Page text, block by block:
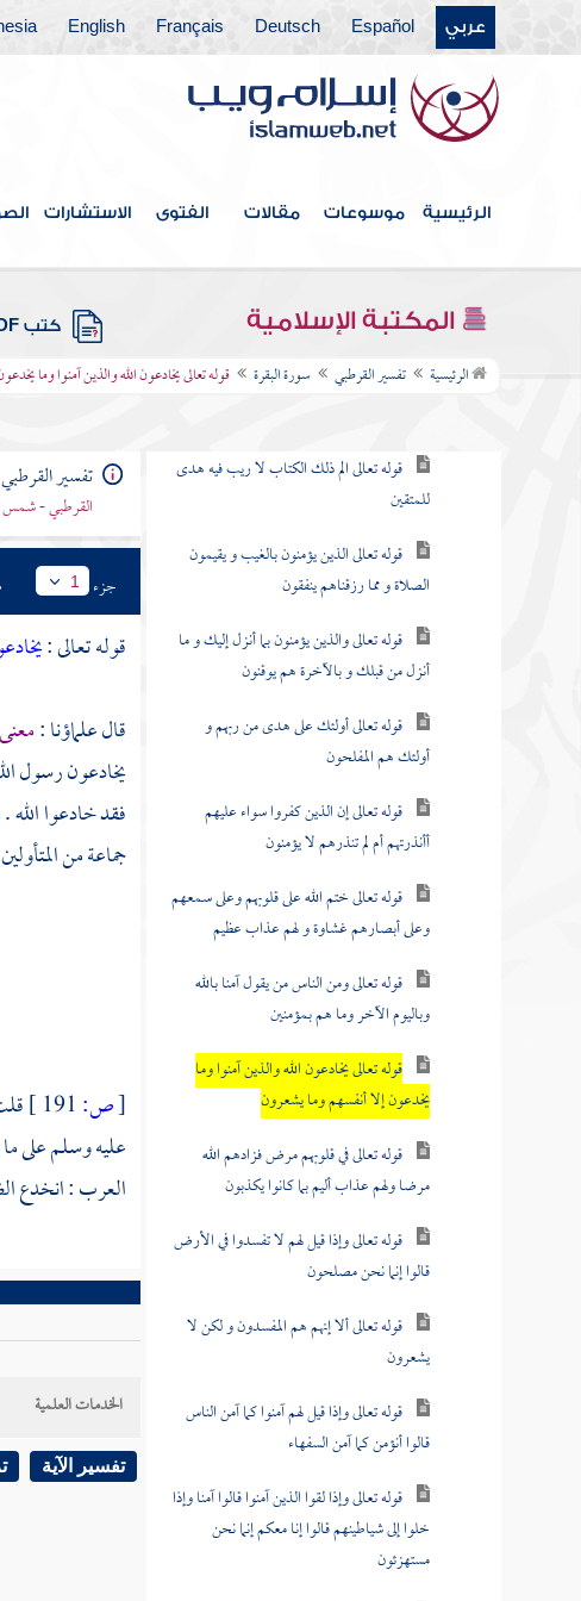
عربي Español
Deutsch
Français
English
الرئيسية موسوعات مقالات الفتوى الاستشارات
المكتبة الإسلامية كتب PDF
الرئيسية تفسير القرطبي سورة البقرة قوله تعالى يخادعون الله والذين آمنوا وما
باب ما جاء من الحجة في الرد على
من طعن في القرآن وخالف مصحف
عثمان بالزيادة والنقصان
سورة الفاتحة
سورة البقرة
قوله تعالى الم ذلك الكتاب لا ريب فيه هدى
للمتقين
قوله تعالى الذين يؤمنون بالغيب و يقيمون
الصلاة و مما رزقناهم ينفقون
قوله تعالى والذين يؤمنون بما أنزل إليك و ما
أنزل من قبلك و بالآخرة هم يوقنون
قوله تعالى أولئك على هدى من ربهم و
أولئك هم المفلحون
قوله تعالى إن الذين كفروا سواء عليهم
أأنذرتهم أم لم تنذرهم لا يؤمنون
قوله تعالى ختم الله على قلوبهم وعلى سمعهم
وعلى أبصارهم غشاوة و لهم عذاب عظيم
قوله تعالى ومن الناس من يقول آمنا بالله
وباليوم الآخر وما هم بمؤمنين
قوله تعالى يخادعون الله والذين آمنوا وما
يخدعون إلا أنفسهم وما يشعرون
قوله تعالى في قلوبهم مرض فزادهم الله
مرضا ولهم عذاب أليم بما كانوا يكذبون
قوله تعالى وإذا قيل لهم لا تفسدوا في الأرض
قالوا إنما نحن مصلحون
قوله تعالى ألا إنهم هم المفسدون و لكن لا
يشعرون
قوله تعالى وإذا قيل لهم آمنوا كما آمن الناس
قالوا أنؤمن كما آمن السفهاء
قوله تعالى وإذا لقوا الذين آمنوا قالوا آمنا وإذا
خلوا إلى شياطينهم قالوا إنا معكم إنما نحن
مستهزئون
تفسير القرطبي
القرطبي - شمس
جزء 1
قوله تعالى :
قال علماؤنا :
يخادعون رسول
فقد خادعوا
جماعة من
[ص:
عليه وسلم على
العرب : انخدع
الخدمات العلمية
تفسير الآية